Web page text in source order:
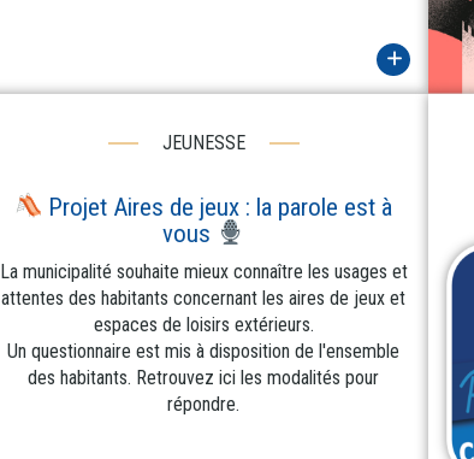
JEUNESSE
Projet Aires de jeux : la parole est à
vous
La municipalité souhaite mieux connaître les usages et
attentes des habitants concernant les aires de jeux et
espaces de loisirs extérieurs.
Un questionnaire est mis à disposition de l'ensemble
des habitants. Retrouvez ici les modalités pour
répondre.